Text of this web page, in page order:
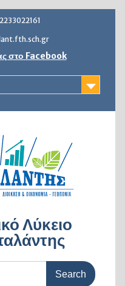
στο Facebook
Λύκειο